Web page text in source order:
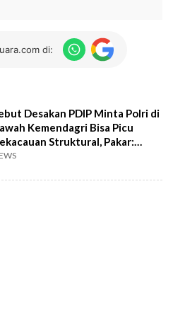
di:
Desakan PDIP Minta Polri di
Kemendagri Bisa Picu
Struktural, Pakar:
ke Masa Lalu